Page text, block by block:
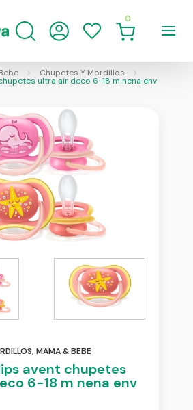
0
Chupetes Y Mordillos
ultra air deco 6-18 m nena env
,MAMA & BEBE
avent chupetes
6-18 m nena env